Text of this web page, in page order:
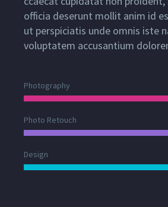
officia deserunt mollit anim id
ut perspiciatis unde omnis iste
voluptatem accusantium
Photography
Photo Retouch
Design